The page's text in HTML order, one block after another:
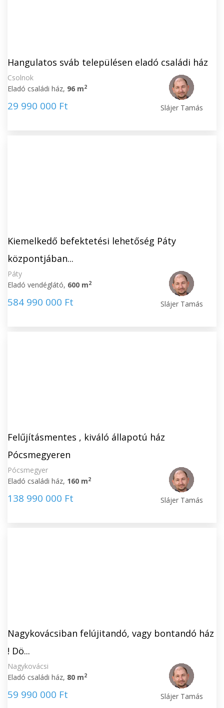
Hangulatos sváb településen eladó családi ház
Csolnok
Eladó családi ház, 96 m2
29 990 000 Ft Slájer Tamás
Kiemelkedő befektetési lehetőség Páty
központjában...
Páty
Eladó vendéglátó, 600 m2
584 990 000 Ft Slájer Tamás
Felűjításmentes , kiváló állapotú ház
Pócsmegyeren
Pócsmegyer
Eladó családi ház, 160 m2
138 990 000 Ft Slájer Tamás
Nagykovácsiban felújitandó, vagy bontandó ház
! Dö...
Nagykovácsi
Eladó családi ház, 80 m2
59 990 000 Ft Slájer Tamás